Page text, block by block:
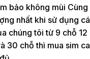
bảo không mùi
nhất khi sử dụng
chúng tôi từ 9 chỗ 12
30 chỗ thì mua sim